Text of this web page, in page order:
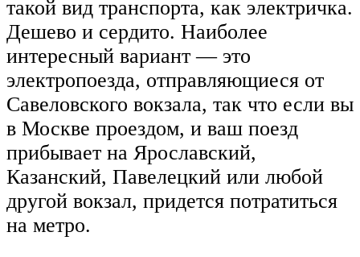
такой вид транспорта, как электричка.
Дешево и сердито. Наиболее
интересный вариант — это
электропоезда, отправляющиеся от
Савеловского вокзала, так что если вы
в Москве проездом, и ваш поезд
прибывает на Ярославский,
Казанский, Павелецкий или любой
другой вокзал, придется потратиться
на метро.